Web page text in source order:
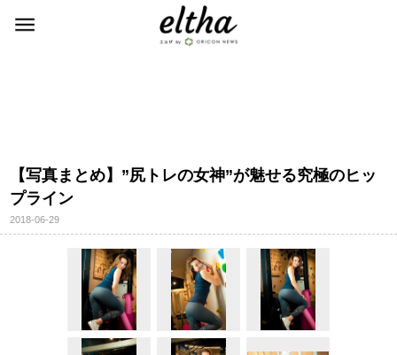
【写真まとめ】”尻トレの女神”が魅せる究極のヒッ
プライン
2018-06-29